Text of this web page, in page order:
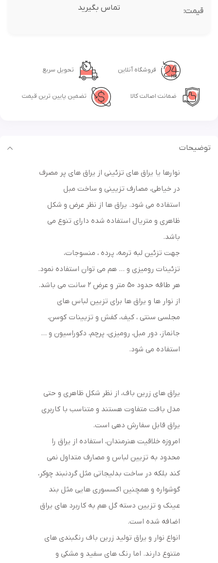
قیمت: تماس بگیرید
فروشگاه آنلاین تحویل سریع
ضمانت اصالت کالا تضمین پایین ترین قیمت
توضیحات
نوارها یا یراق های تزئینی از یراق های پر مصرف
در خیاطی، مصارف تزیینی و ساخت مبل
استفاده می شود. یراق ها از نظر عرض و شکل
ظاهری و متریال استفاده شده دارای تنوع می
باشد.
جهت تزئین لبه ترمه، پرده ، منسوجات،
تزئینات رومیزی و … هم می توان استفاده نمود.
هر طاقه حدود 50 متر و عرض 2 سانت می باشد.
از نوار ها و یراق ها برای تزیین لباس های
مجلسی سنتی ، کیف، کفش و تزیینات کوسن،
جانماز، دور مبل، رومیزی، پرچم، دکوراسیون و …
استفاده می شود.
یراق های زرین باف، از نظر شکل ظاهری و حتی
مدل بافت متفاوت هستند و متناسب با کاربری
یراق قابل سفارش دهی است.
امروزه خلاقیت هنرمندان، استفاده از یراق را
محدود به تزیین لباس و مصارف متداول نمی
کند بلکه در ساخت بدلیجاتی مثل گردنبند چوکر،
گوشواره و همچنین اکسسوری هایی مثل بند
عینک و تزیین دسته گل هم به کاربرد های یراق
اضافه شده است.
انواع نوار و یراق تولید زرین باف رنگبندی های
متنوع دارند. اما رنگ های سفید و مشکی و